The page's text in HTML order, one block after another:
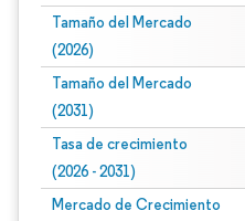
Tamaño del Mercado
(2026)
Tamaño del Mercado
(2031)
Tasa de crecimiento
(2026 - 2031)
Mercado de Crecimiento